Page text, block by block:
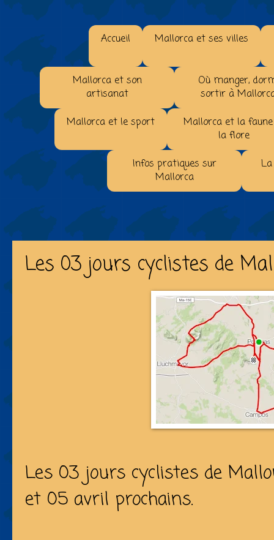
Accueil Mallorca et ses villes
Mallorca et son
artisanat
Où manger,
sortir à
Mallorca et le sport
Mallorca et la
la flore
Infos pratiques sur
Mallorca
Les 03 jours cyclistes de
Les 03 jours cyclistes de
et 05 avril prochains.